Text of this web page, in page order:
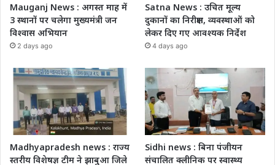
Mauganj News : अगस्त माह में
3 स्थानों पर चलेगा मुख्यमंत्री जन
विश्वास अभियान
2 days ago
Satna News : उचित मूल्य
दुकानों का निरीक्षण, व्यवस्थाओं को
लेकर दिए गए आवश्यक निर्देश
4 days ago
Madhyapradesh news : राज्य
स्तरीय विशेषज्ञ टीम ने झाबुआ जिले
Sidhi news : बिना पंजीयन
संचालित क्लीनिक पर स्वास्थ्य